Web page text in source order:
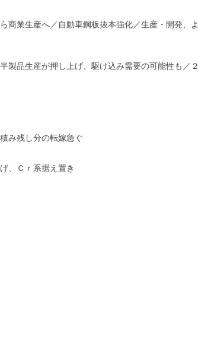
商業生産へ／自動車鋼板抜本強化／生産・開発、よ
製品生産が押し上げ、駆け込み需要の可能性も／２
み残し分の転嫁急ぐ
、Ｃｒ系据え置き